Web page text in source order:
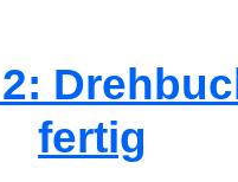
fertig